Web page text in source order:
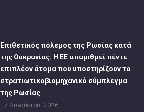
Επιθετικός πόλεμος της Ρωσίας κατά
της Ουκρανίας: Η ΕΕ απαριθμεί πέντε
επιπλέον άτομα που υποστηρίζουν το
στρατιωτικοβιομηχανικό σύμπλεγμα
της Ρωσίας
7 Αυγούστου, 2026